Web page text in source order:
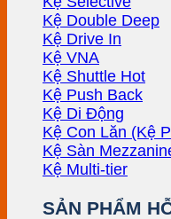
Kệ Double Deep
Kệ Drive In
Kệ VNA
Kệ Shuttle
Kệ Push Back
Kệ Di Động
Kệ Con Lăn (Kệ
Kệ Sàn
Kệ Multi-tier
SẢN PHẨM